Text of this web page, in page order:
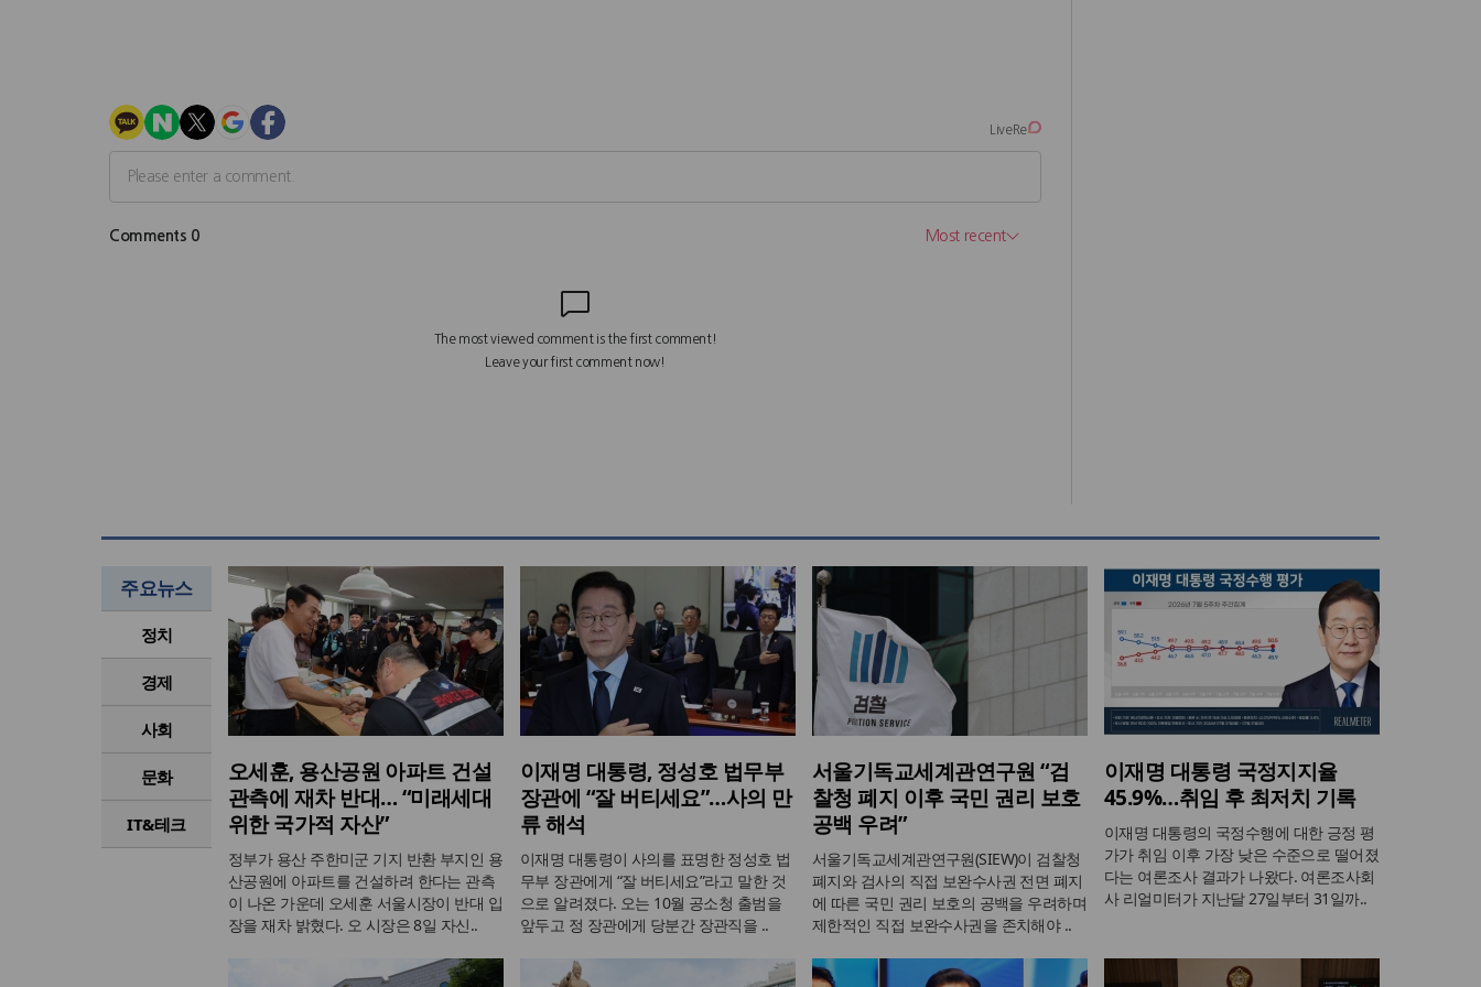
주요뉴스
정치
경제
사회
문화
IT&테크
오세훈, 용산공원 아파트 건설
관측에 재차 반대… “미래세대
위한 국가적 자산”
정부가 용산 주한미군 기지 반환 부지인 용
산공원에 아파트를 건설하려 한다는 관측
이 나온 가운데 오세훈 서울시장이 반대 입
장을 재차 밝혔다. 오 시장은 8일 자신..
이재명 대통령, 정성호 법무부
장관에 “잘 버티세요”…사의 만
류 해석
이재명 대통령이 사의를 표명한 정성호 법
무부 장관에게 “잘 버티세요”라고 말한 것
으로 알려졌다. 오는 10월 공소청 출범을
앞두고 정 장관에게 당분간 장관직을 ..
서울기독교세계관연구원 “검
찰청 폐지 이후 국민 권리 보호
공백 우려”
서울기독교세계관연구원(SIEW)이 검찰청
폐지와 검사의 직접 보완수사권 전면 폐지
에 따른 국민 권리 보호의 공백을 우려하며
제한적인 직접 보완수사권을 존치해야 ..
이재명 대통령 국정지지율
45.9%…취임 후 최저치 기록
이재명 대통령의 국정수행에 대한 긍정 평
가가 취임 이후 가장 낮은 수준으로 떨어졌
다는 여론조사 결과가 나왔다. 여론조사회
사 리얼미터가 지난달 27일부터 31일까..